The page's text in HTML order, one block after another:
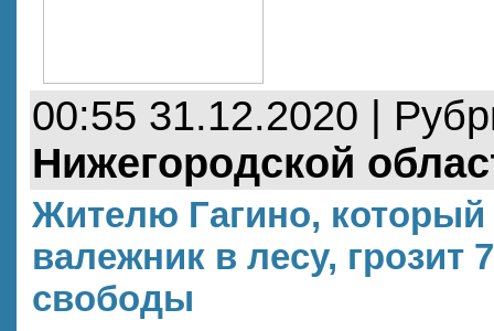
00:55 31.12.2020 |
Нижегородской
Жителю Гагино, который
валежник в лесу, грозит
свободы